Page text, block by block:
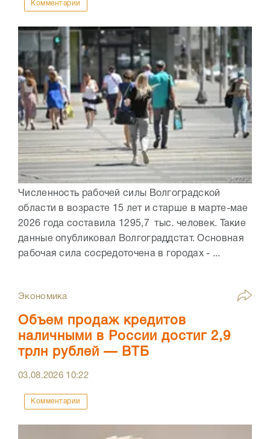
Комментарии
Численность рабочей силы Волгоградской
области в возрасте 15 лет и старше в марте-мае
2026 года составила 1295,7 тыс. человек. Такие
данные опубликовал Волгограддстат. Основная
рабочая сила сосредоточена в городах - ...
Экономика
Объем продаж кредитов
наличными в России достиг 2,9
трлн рублей — ВТБ
03.08.2026 10:22
Комментарии